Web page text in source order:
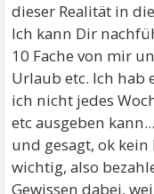
dieser Realität in
Ich kann Dir
10 Fache von mir
Urlaub etc. Ich hab
ich nicht jedes
etc ausgeben
und gesagt, ok
wichtig, also
Gewissen dabei,